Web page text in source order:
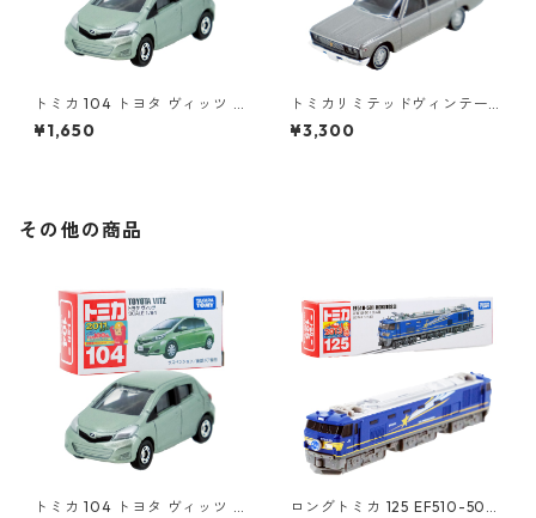
トミカ 104 トヨタ ヴィッツ #
10392507
¥1,650
トミカリミテッドヴィンテー
ジ LV-181b トヨペット クラウ
ン スーパーデラックス 69年式
¥3,300
その他の商品
トミカ 104 トヨタ ヴィッツ #
ロングトミカ 125 EF510-501